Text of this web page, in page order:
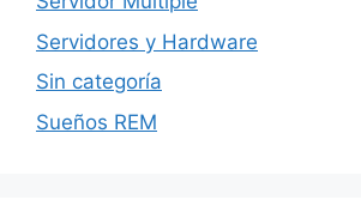
Servidores y Hardware
Sin categoría
Sueños REM